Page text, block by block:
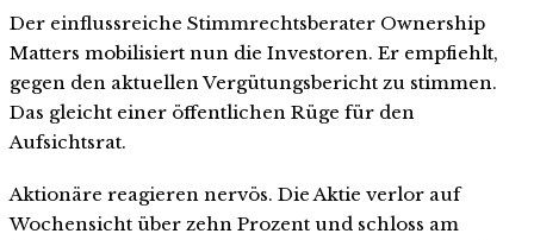
Der einflussreiche Stimmrechtsberater Ownership
Matters mobilisiert nun die Investoren. Er empfiehlt,
gegen den aktuellen Vergütungsbericht zu stimmen.
Das gleicht einer öffentlichen Rüge für den
Aufsichtsrat.
Aktionäre reagieren nervös. Die Aktie verlor auf
Wochensicht über zehn Prozent und schloss am